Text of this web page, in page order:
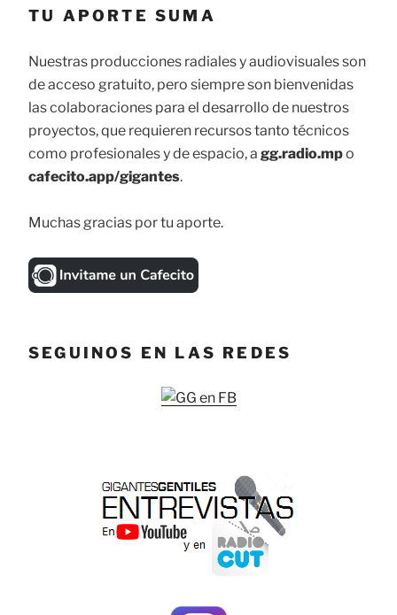
TU APORTE SUMA
Nuestras producciones radiales y audiovisuales son
de acceso gratuito, pero siempre son bienvenidas
las colaboraciones para el desarrollo de nuestros
proyectos, que requieren recursos tanto técnicos
como profesionales y de espacio, a gg.radio.mpo
cafecito.app/gigantes.
Muchas gracias por tu aporte.
SEGUINOS EN LAS REDES